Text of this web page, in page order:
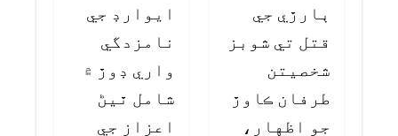
ٻارڙي جي
قتل تي شوبز
شخصيتن
طرفان ڪاوڙ
جو اظهار،
ايوارڊ جي
نامزدگي
واري ڊوڙ ۾
شامل ٿيڻ
اعزاز جي